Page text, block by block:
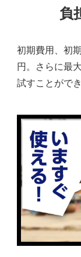
負
初期費用、初
円。さらに最
試すことがで